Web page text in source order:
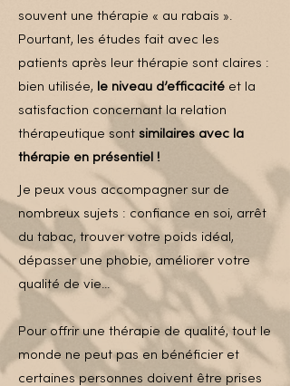
souvent une thérapie « au rabais ».
Pourtant, les études fait avec les
patients après leur thérapie sont claires :
bien utilisée,
le niveau d’efficacité et la
satisfaction concernant la relation
thérapeutique sont similaires avec la
thérapie en présentiel !
Je peux vous accompagner sur de
nombreux sujets : confiance en soi, arrêt
du tabac, trouver votre poids idéal,
dépasser une phobie, améliorer votre
qualité de vie...
Pour offrir une thérapie de qualité, tout le
monde ne peut pas en bénéficier et
certaines personnes doivent être prises